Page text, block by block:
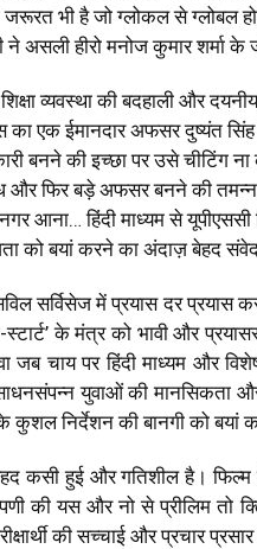
जरूरत भी है जो ग्लोकल से ग्लोबल
असली हीरो मनोज कुमार शर्मा के
व्यवस्था की बदहाली और
का एक ईमानदार अफसर दुष्यंत
बनने की इच्छा पर उसे चीटिंग
और फिर बड़े अफसर बनने की
आना… हिंदी माध्यम से
को बयां करने का अंदाज़ बेहद
सर्विसेज में प्रयास दर
के मंत्र को भावी और
जब चाय पर हिंदी माध्यम और
युवाओं की मानसिकता और
कुशल निर्देशन की बानगी को बयां
कसी हुई और गतिशील है। फिल्म
की यस और नो से प्रीलिम तो
की सच्चाई और प्रचार